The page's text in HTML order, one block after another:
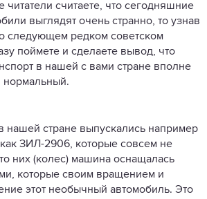
считаете, что сегодняшние
выглядят очень странно, то узнав
следующем редком советском
поймете и сделаете вывод, что
в нашей с вами стране вполне
нормальный.
стране выпускались например
ЗИЛ-2906, которые совсем не
них (колес) машина оснащалась
которые своим вращением и
этот необычный автомобиль. Это